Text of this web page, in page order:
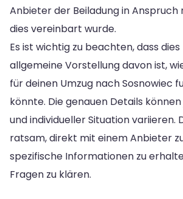
Anbieter der Beiladung in Anspruch
dies vereinbart wurde.
Es ist wichtig zu beachten, dass
allgemeine Vorstellung davon ist,
für deinen Umzug nach Sosnowiec
könnte. Die genauen Details
und individueller Situation variieren.
ratsam, direkt mit einem Anbieter
spezifische Informationen zu
Fragen zu klären.